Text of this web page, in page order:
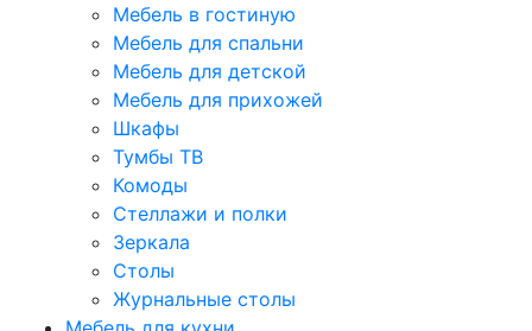
Мебель в гостиную
Мебель для спальни
Мебель для детской
Мебель для прихожей
Шкафы
Тумбы ТВ
Комоды
Стеллажи и полки
Зеркала
Столы
Журнальные столы